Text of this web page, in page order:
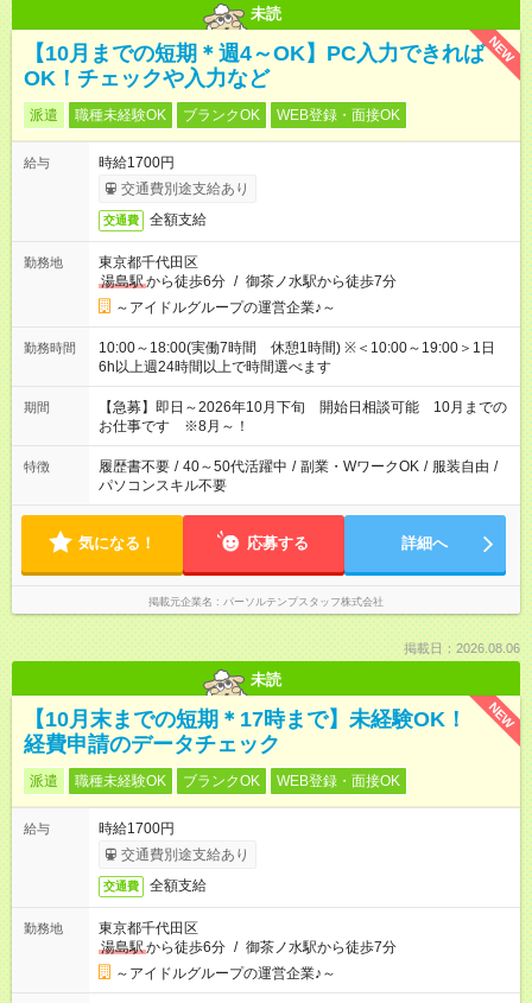
未読
NEW
【10月までの短期＊週4～OK】PC入力できれば
OK！チェックや入力など
派遣 職種未経験OK ブランクOK WEB登録・面接OK
給与
時給1700円
交通費別途支給あり
交通費 全額支給
勤務地
東京都千代田区
湯島駅から徒歩6分 / 御茶ノ水駅から徒歩7分
～アイドルグループの運営企業♪～
勤務時間
10:00～18:00(実働7時間 休憩1時間) ※＜10:00～19:00＞1日
6h以上週24時間以上で時間選べます
期間
【急募】即日～2026年10月下旬 開始日相談可能 10月までの
お仕事です ※8月～！
特徴 履歴書不要 / 40～50代活躍中 / 副業・WワークOK / 服装自由 /
パソコンスキル不要
気になる！ 応募する 詳細へ
掲載元企業名 パーソルテンプスタッフ株式会社
掲載日：2026.08.06
未読
NEW
【10月末までの短期＊17時まで】未経験OK！
経費申請のデータチェック
派遣 職種未経験OK ブランクOK WEB登録・面接OK
給与
時給1700円
交通費別途支給あり
交通費 全額支給
勤務地
東京都千代田区
湯島駅から徒歩6分 / 御茶ノ水駅から徒歩7分
～アイドルグループの運営企業♪～